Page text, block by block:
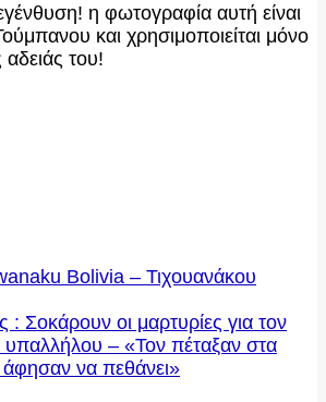
η φωτογραφία αυτή είναι
και χρησιμοποιείται μόνο
του!
Bolivia – Τιχουανάκου
: Σοκάρουν οι μαρτυρίες για τον
υπαλλήλου – «Τον πέταξαν στα
άφησαν να πεθάνει»